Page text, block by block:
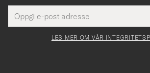
postadresse
felt
Tack
för
LES MER OM VÅR